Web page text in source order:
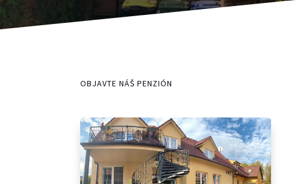
OBJAVTE NÁŠ PENZIÓN